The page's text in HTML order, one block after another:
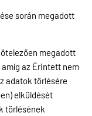
során megadott
megadott
az Érintett nem
adatok törlésére
elküldését
törlésének